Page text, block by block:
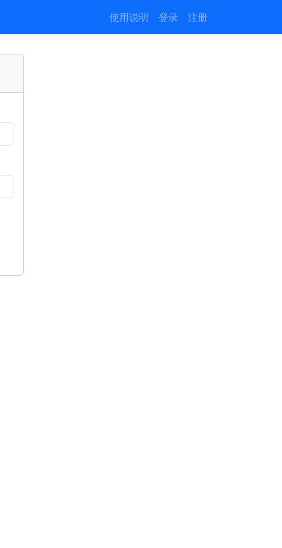
使用说明 登录 注册